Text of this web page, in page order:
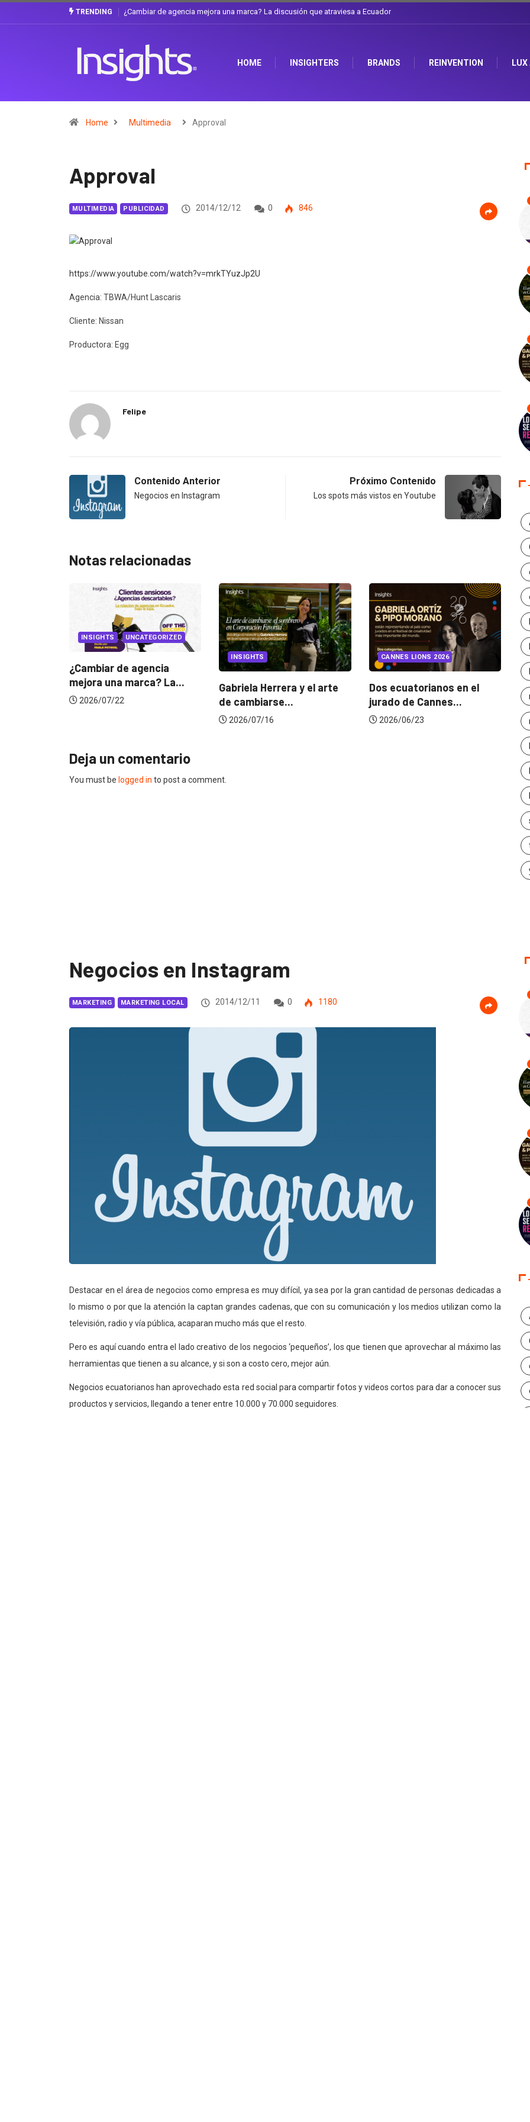
TRENDING
La discusión que atraviesa a EcuadorGabriela Herrera y el arte de cambiarse el sombrero en Corporación Favorita
HOME INSIGHTERS BRANDS REINVENTION LUX
Home Multimedia Approval
Approval
MULTIMEDIA PUBLICIDAD 2014/12/12 0 846
https://www.youtube.com/watch?v=mrkTYuzJp2U
Agencia: TBWA/Hunt Lascaris
Cliente: Nissan
Productora: Egg
Felipe
Contenido Anterior
Negocios en Instagram
Próximo Contenido
Los spots más vistos en Youtube
Notas relacionadas
una marca? La...
Gabriela Herrera y el arte
de cambiarse...
CANNES LIONS 2026
Dos ecuatorianos en el
jurado de Cannes...
INSIGHTS
¿Cambiar de agencia
mejora una marca?
2026/07/22
Deja un comentario
You must be logged in to post a comment.
Negocios en Instagram
MARKETING MARKETING LOCAL 2014/12/11 0 1180
Destacar en el área de negocios como empresa es muy difícil, ya sea por la gran cantidad de personas dedicadas a
lo mismo o por que la atención la captan grandes cadenas, que con su comunicación y los medios utilizan como la
televisión, radio y vía pública, acaparan mucho más que el resto.
Pero es aquí cuando entra el lado creativo de los negocios ‘pequeños’, los que tienen que aprovechar al máximo las
herramientas que tienen a su alcance, y si son a costo cero, mejor aún.
Negocios ecuatorianos han aprovechado esta red social para compartir fotos y videos cortos para dar a conocer sus
productos y servicios, llegando a tener entre 10.000 y 70.000 seguidores.